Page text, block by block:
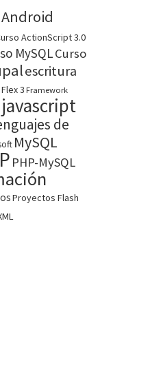
Android
ActionScript 3.0
MySQLCurso
escritura
Flex 3 Framework
javascript
de
MySQL
PHP-MySQL
Proyectos Flash